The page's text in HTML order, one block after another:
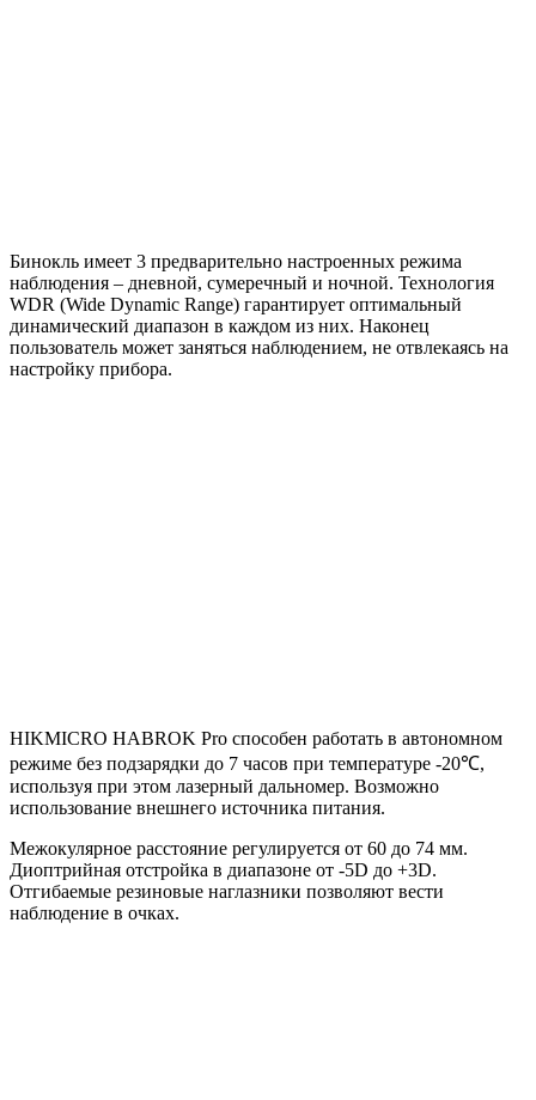
Бинокль имеет 3 предварительно настроенных режима
наблюдения – дневной, сумеречный и ночной. Технология
WDR (Wide Dynamic Range) гарантирует оптимальный
динамический диапазон в каждом из них. Наконец
пользователь может заняться наблюдением, не отвлекаясь на
настройку прибора.
HIKMICRO HABROK Pro способен работать в автономном
режиме без подзарядки до 7 часов при температуре -20℃,
используя при этом лазерный дальномер. Возможно
использование внешнего источника питания.
Межокулярное расстояние регулируется от 60 до 74 мм.
Диоптрийная отстройка в диапазоне от -5D до +3D.
Отгибаемые резиновые наглазники позволяют вести
наблюдение в очках.